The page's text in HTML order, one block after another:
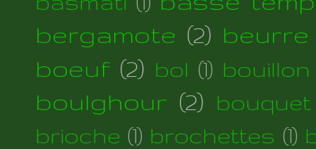
bergamote (2) beurre
boeuf (2) bol (1) bouillon
boulghour (2)
brioche (1) brochettes (1)